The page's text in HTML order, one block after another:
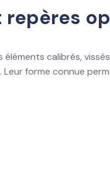
repères
calibrés,
. Leur forme connue